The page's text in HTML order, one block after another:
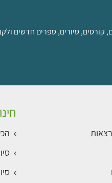
קורסים, סיורים, ספרים חדשים